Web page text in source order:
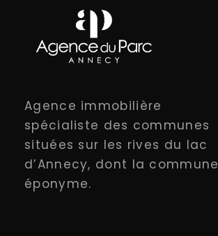
Agence immobilière
spécialiste des communes
situées sur les rives du lac
d’Annecy, dont la commune
éponyme.